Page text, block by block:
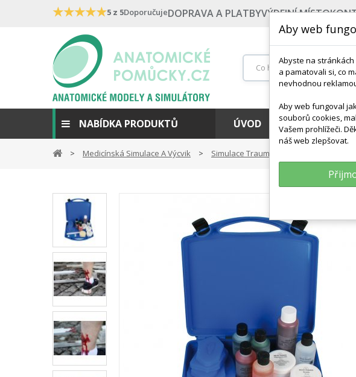
★★★★★5 z 5DoporučujeDOPRAVA A PLATBYVÝDEJNÍ MÍSTO
NABÍDKA PRODUKTŮ ÚVOD
Medicínská Simulace A Výcvik Simulace Traumatologické Péče
Aby web
Abyste na
a pamatovali si, co
nevhodnou
Aby web fungoval
souborů cookies,
Vašem prohlížeči.
náš web zlepšovat.